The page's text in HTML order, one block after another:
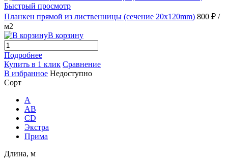
Быстрый просмотр
Планкен прямой из лиственницы (сечение 20х120mm) 800 ₽ /
м2
В корзину
Подробнее
Купить в 1 клик Сравнение
В избранное Недоступно
Сорт
A
AB
CD
Экстра
Прима
Длина, м